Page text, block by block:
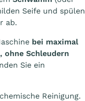
Seife und spülen
ab.
bei maximal
ohne Schleudern
Sie ein
Reinigung.